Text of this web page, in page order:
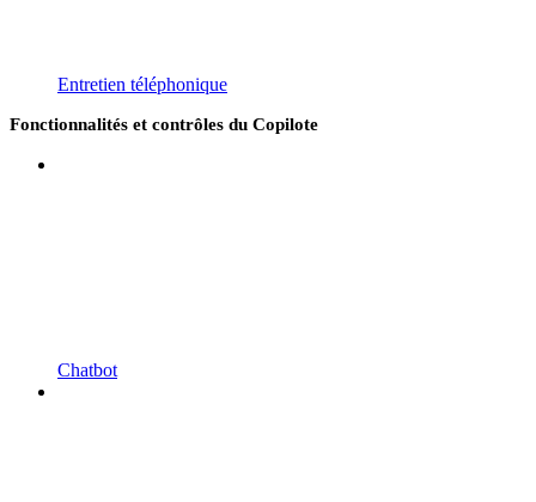
Entretien téléphonique
Fonctionnalités et contrôles du Copilote
Chatbot